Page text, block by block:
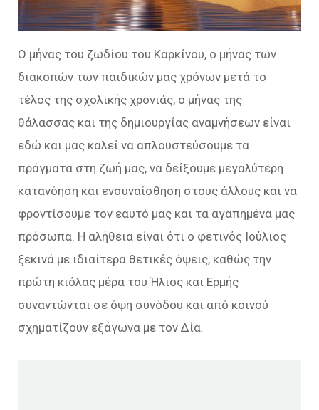
Ο μήνας του ζωδίου του Καρκίνου, ο μήνας των
διακοπών των παιδικών μας χρόνων μετά το
τέλος της σχολικής χρονιάς, ο μήνας της
θάλασσας και της δημιουργίας αναμνήσεων είναι
εδώ και μας καλεί να απλουστεύσουμε τα
πράγματα στη ζωή μας, να δείξουμε μεγαλύτερη
κατανόηση και ενσυναίσθηση στους άλλους και να
φροντίσουμε τον εαυτό μας και τα αγαπημένα μας
πρόσωπα. Η αλήθεια είναι ότι ο φετινός Ιούλιος
ξεκινά με ιδιαίτερα θετικές όψεις, καθώς την
πρώτη κιόλας μέρα του Ήλιος και Ερμής
συναντώνται σε όψη συνόδου και από κοινού
σχηματίζουν εξάγωνα με τον Δία.